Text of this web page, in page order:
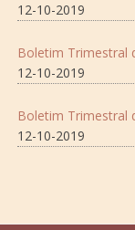
12-10-2019
Boletim Trimestral
12-10-2019
Boletim Trimestral
12-10-2019